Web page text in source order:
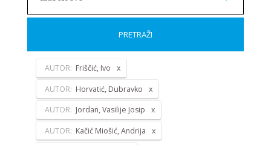
PRETRAŽI
AUTOR: Friščić, Ivo
AUTOR: Horvatić, Dubravko
AUTOR: Jordan, Vasilije Josip
AUTOR: Kačić Miošić, Andrija